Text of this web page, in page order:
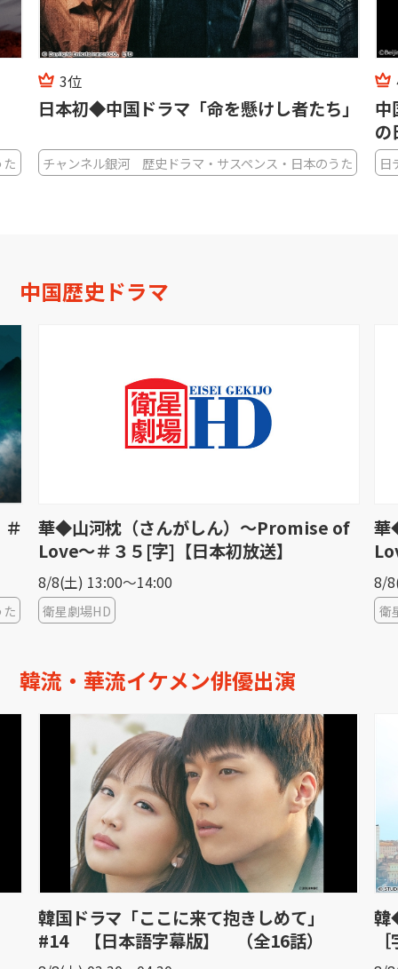
3位
日本初◆中国ドラマ「命を懸けし者たち」
チャンネル銀河 歴史ドラマ・サスペンス・日本のうた
中
の
日
中国歴史ドラマ
華◆山河枕（さんがしん）〜Promise of
Love〜＃３５[字]【日本初放送】
8/8(土) 13:00〜14:00
衛星劇場HD
華
8/
衛
韓流・華流イケメン俳優出演
韓国ドラマ「ここに来て抱きしめて」
#14 【日本語字幕版】 （全16話）
韓